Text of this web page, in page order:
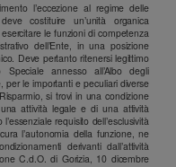
l’eccezione al regime delle
costituire un’unità organica
le funzioni di competenza
dell’Ente, in una posizione
Deve pertanto ritenersi legittimo
Speciale annesso all’Albo degli
per le importanti e peculiari diverse
si trovi in una condizione
attività legale e di una attività
requisito dell’esclusività
l’autonomia della funzione, ne
derivanti dall’attività
C.d.O. di Gorizia, 10 dicembre